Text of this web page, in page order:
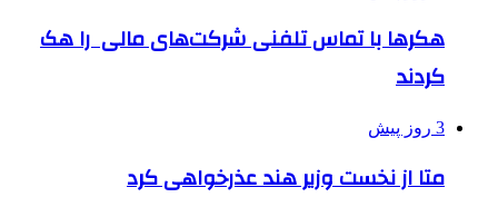
هکرها با تماس تلفنی شرکت‌های مالی را هک
کردند
3 روز پیش
متا از نخست وزیر هند عذرخواهی کرد